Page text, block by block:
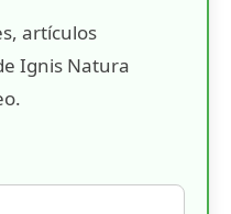
artículos
Ignis Natura